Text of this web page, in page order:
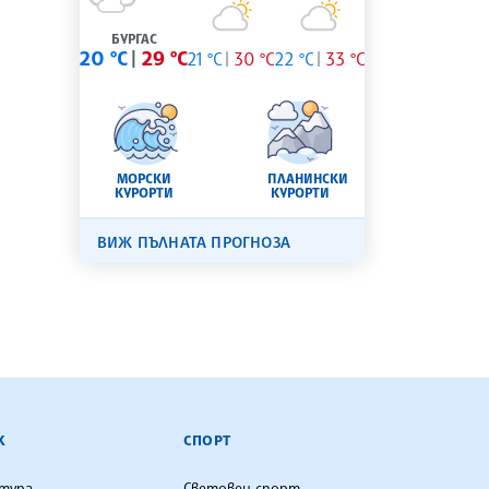
БУРГАС
20 °C 29 °C21 °C 30 °C22 °C 33 °C
МОРСКИ
КУРОРТИ
ПЛАНИНСКИ
КУРОРТИ
ВИЖ ПЪЛНАТА ПРОГНОЗА
СПОРТ